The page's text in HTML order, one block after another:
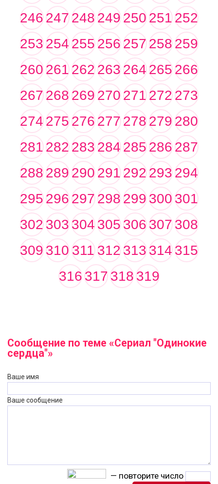
246247248249250251252
253254255256257258259
260261262263264265266
267268269270271272273
274275276277278279280
281282283284285286287
288289290291292293294
295296297298299300301
302303304305306307308
309310311312313314315
316317318319
Сообщение по теме «Сериал "Одинокие
сердца"»
Ваше имя
Ваше сообщение
— повторите число